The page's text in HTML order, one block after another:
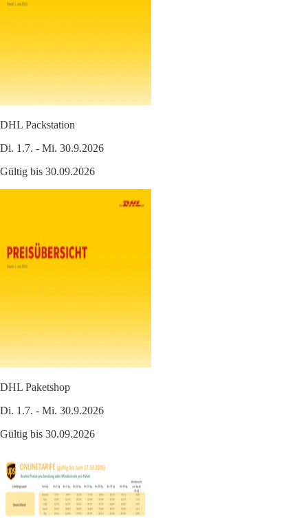
DHL Packstation
Di. 1.7. - Mi. 30.9.2026
Gültig bis 30.09.2026
DHL Paketshop
Di. 1.7. - Mi. 30.9.2026
Gültig bis 30.09.2026